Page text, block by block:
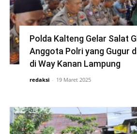
Polda Kalteng Gelar Salat
Anggota Polri yang Gugur
di Way Kanan Lampung
redaksi - 19 Maret 2025